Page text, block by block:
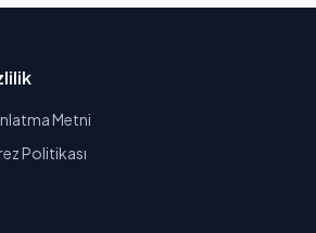
Metni
Politikası